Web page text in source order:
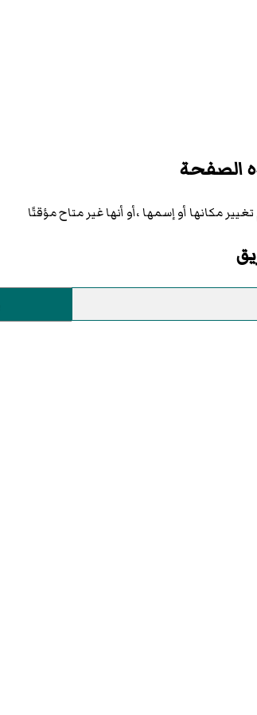
الصفحة
مكانها أو إسمها ،أو أنها غير متاح مؤقتًا